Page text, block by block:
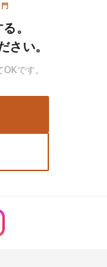
。
さい。
です。